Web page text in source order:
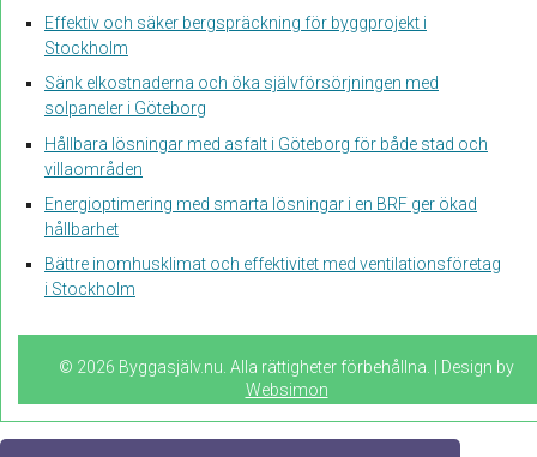
Effektiv och säker bergspräckning för byggprojekt i
Stockholm
Sänk elkostnaderna och öka självförsörjningen med
solpaneler i Göteborg
Hållbara lösningar med asfalt i Göteborg för både stad och
villaområden
Energioptimering med smarta lösningar i en BRF ger ökad
hållbarhet
Bättre inomhusklimat och effektivitet med ventilationsföretag
i Stockholm
© 2026 Byggasjälv.nu. Alla rättigheter förbehållna. | Design by
Websimon